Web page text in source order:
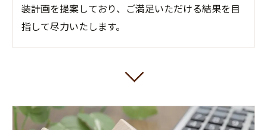
装計画を提案しており、ご満足いただける結果を目
指して尽力いたします。